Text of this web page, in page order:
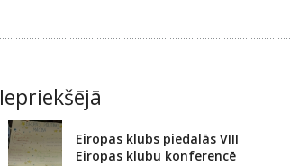
Iepriekšējā
Eiropas klubs piedalās VIII
Eiropas klubu konferencē